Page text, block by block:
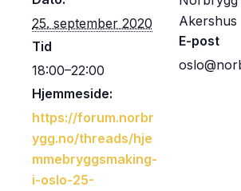
25. september 2020
Tid
18:00–22:00
Hjemmeside:
https://forum.norbr
ygg.no/threads/hje
mmebryggsmaking-
i-oslo-25-
Akershus
E-post